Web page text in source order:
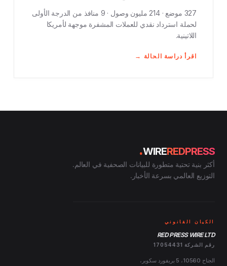
327 موضع · 214 مليون وصول · 9 منافذ من الدرجة الأولى
لحملة استرداد نقدي للعملات المشفرة موجهة لأمريكا
اللاتينية.
اقرأ دراسة الحالة →
REDPRESS
WIRE
.
أكثر بنية تحتية متطورة للبيانات الصحفية في العالم.
التوزيع العالمي بسرعة الأخبار.
الكيان القانوني
RED PRESS WIRE LTD
رقم الشركة 17054431
الجناح 10560، 5 بريفورد سكوير،